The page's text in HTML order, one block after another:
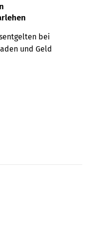
bei
und Geld